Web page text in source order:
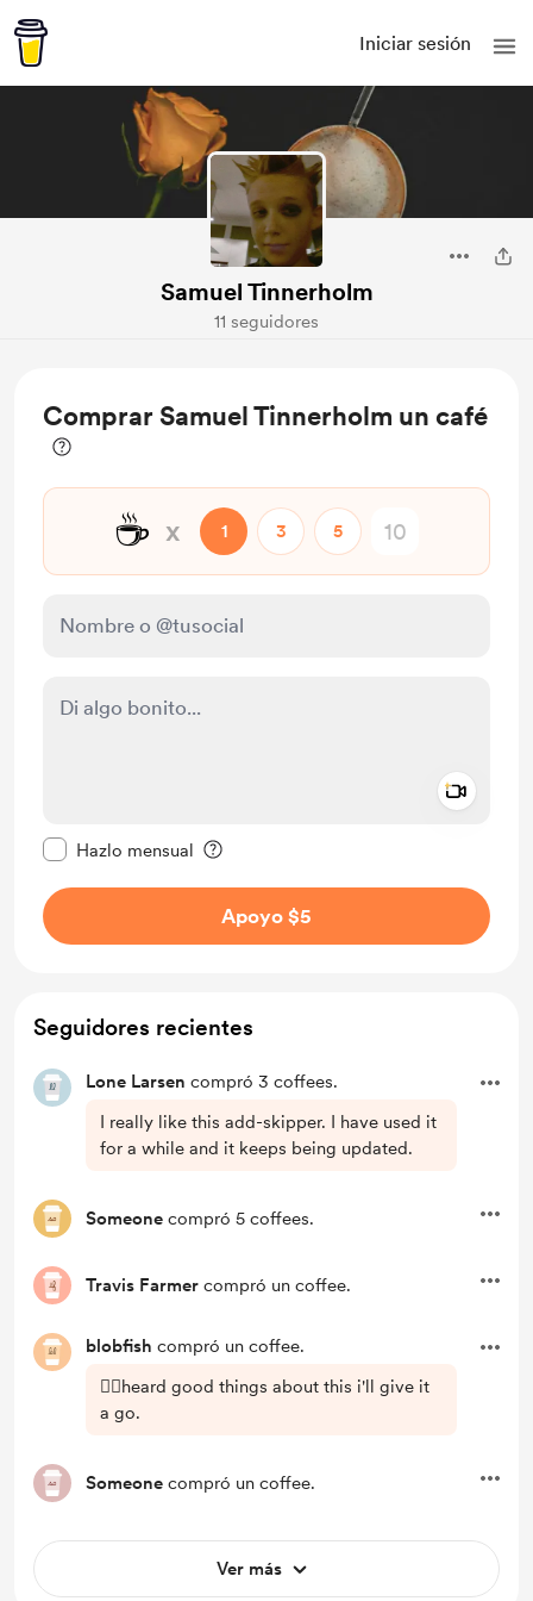
Iniciar sesión
Samuel Tinnerholm
11 seguidores
Comprar Samuel Tinnerholm un café
☕ x 1 3 5
Hazlo mensual
Apoyo $5
Seguidores recientes
Lone Larsen compró 3 coffees.
I really like this add-skipper. I have used it
for a while and it keeps being updated.
Someone compró 5 coffees.
Travis Farmer compró un coffee.
blobfish compró un coffee.
🤷‍♂️heard good things about this i'll give it
a go.
Someone compró un coffee.
Ver más